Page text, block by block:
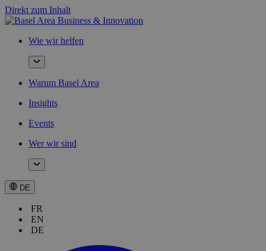
Direkt zum Inhalt
Wie wir helfen
Warum Basel Area
Insights
Events
Wer wir sind
DE
FR
EN
DE